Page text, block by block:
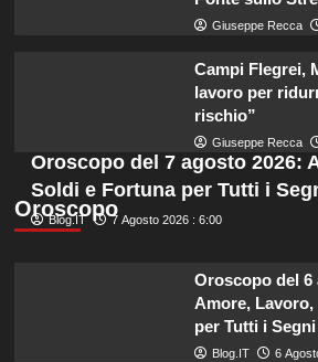
Giuseppe Recca
Campi Flegrei,
lavoro per
rischio”
Giuseppe Recca
Oroscopo
Oroscopo del 7 agosto 2026:
Soldi e Fortuna per Tutti i
Blog.IT 7 Agosto 2026 : 6:00
Oroscopo del 6
Amore,
per Tutti i
Blog.IT 6